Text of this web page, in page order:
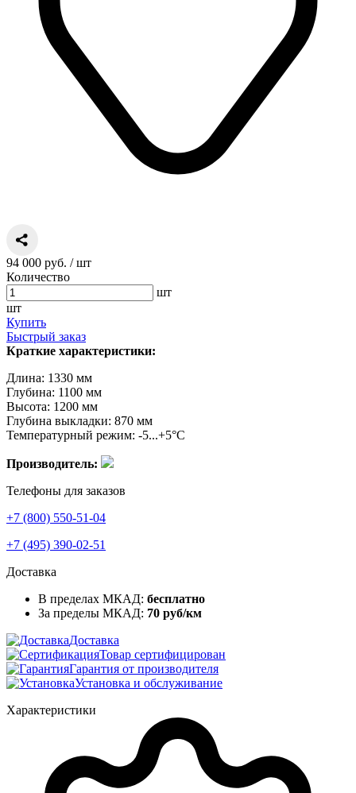
94 000 руб. / шт
Количество
шт
шт
Купить
Быстрый заказ
Краткие характеристики:
Длина: 1330 мм
Глубина: 1100 мм
Высота: 1200 мм
Глубина выкладки: 870 мм
Температурный режим: -5...+5°C
Производитель:
Телефоны для заказов
+7 (800) 550-51-04
+7 (495) 390-02-51
Доставка
В пределах МКАД: бесплатно
За пределы МКАД: 70 руб/км
Доставка
Товар сертифицирован
Гарантия от производителя
Установка и обслуживание
Характеристики